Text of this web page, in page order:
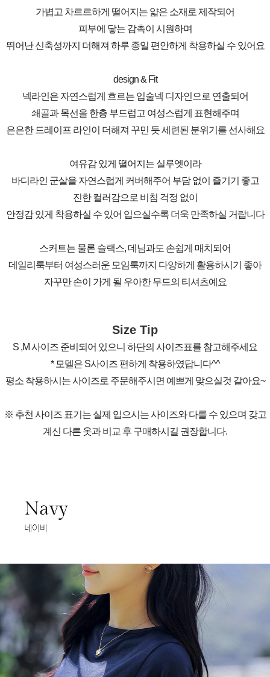
가볍고 차르르하게 떨어지는 얇은 소재로 제작되어
피부에 닿는 감촉이 시원하며
뛰어난 신축성까지 더해져 하루 종일 편안하게 착용하실 수 있어요
design & Fit
넥라인은 자연스럽게 흐르는 입술넥 디자인으로 연출되어
쇄골과 목선을 한층 부드럽고 여성스럽게 표현해주며
은은한 드레이프 라인이 더해져 꾸민 듯 세련된 분위기를 선사해요
여유감 있게 떨어지는 실루엣이라
바디라인 군살을 자연스럽게 커버해주어 부담 없이 즐기기 좋고
진한 컬러감으로 비침 걱정 없이
안정감 있게 착용하실 수 있어 입으실수록 더욱 만족하실 거랍니다
스커트는 물론 슬랙스, 데님과도 손쉽게 매치되어
데일리룩부터 여성스러운 모임룩까지 다양하게 활용하시기 좋아
자꾸만 손이 가게 될 우아한 무드의 티셔츠예요
Size Tip
S ,M 사이즈 준비되어 있으니 하단의 사이즈표를 참고해주세요
* 모델은 S사이즈 편하게 착용하였답니다^^
평소 착용하시는 사이즈로 주문해주시면 예쁘게 맞으실것 같아요~
※ 추천 사이즈 표기는 실제 입으시는 사이즈와 다를 수 있으며 갖고
계신 다른 옷과 비교 후 구매하시길 권장합니다.